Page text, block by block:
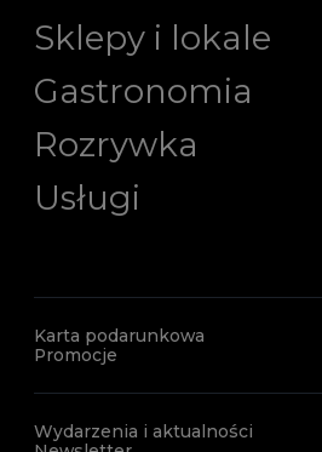
Sklepy i lokale
Gastronomia
Rozrywka
Usługi
Karta podarunkowa
Promocje
Wydarzenia i aktualności